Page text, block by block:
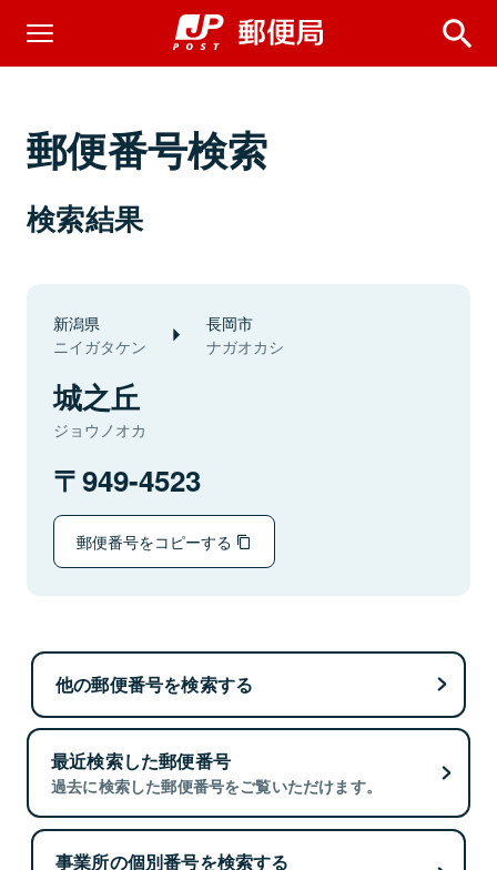
郵便番号検索
検索結果
新潟県
ニイガタケン
長岡市
ナガオカシ
城之丘
ジョウノオカ
949-4523
郵便番号をコピーする
他の郵便番号を検索する
最近検索した郵便番号
過去に検索した郵便番号をご覧いただけます。
事業所の個別番号を検索する